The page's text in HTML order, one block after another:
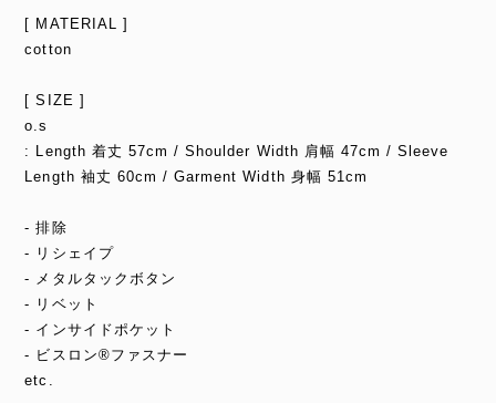
[ MATERIAL ]
cotton
[ SIZE ]
o.s
: Length 着丈 57cm / Shoulder Width 肩幅 47cm / Sleeve
Length 袖丈 60cm / Garment Width 身幅 51cm
- 排除
- リシェイプ
- メタルタックボタン
- リベット
- インサイドポケット
- ビスロン®ファスナー
etc.